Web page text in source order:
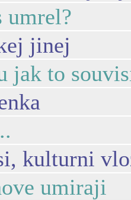
umrel?
jinej
jak to
kulturni
umiraji